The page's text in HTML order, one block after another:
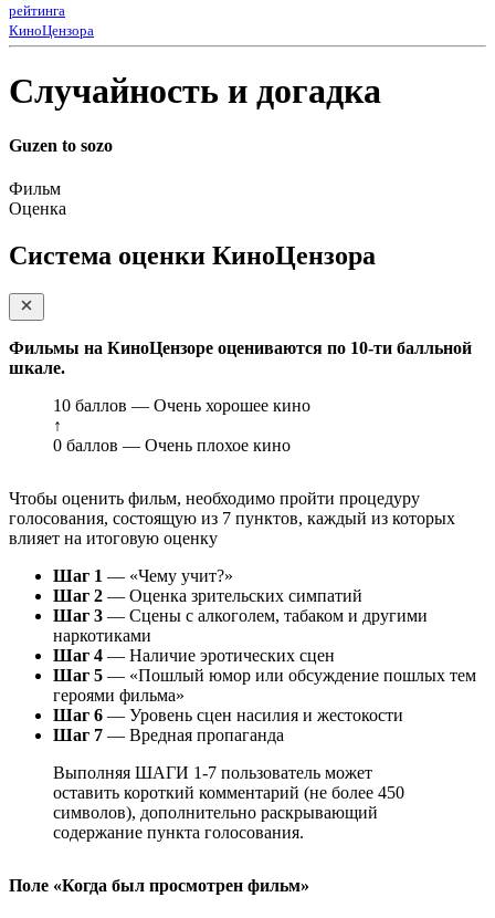
рейтинга
КиноЦензора
Случайность и догадка
Guzen to sozo
Фильм
Оценка
Система оценки КиноЦензора
Фильмы на КиноЦензоре оцениваются по 10-ти балльной
шкале.
10 баллов — Очень хорошее кино
↑
0 баллов — Очень плохое кино
Чтобы оценить фильм, необходимо пройти процедуру
голосования, состоящую из 7 пунктов, каждый из которых
влияет на итоговую оценку
Шаг 1 — «Чему учит?»
Шаг 2 — Оценка зрительских симпатий
Шаг 3 — Сцены с алкоголем, табаком и другими
наркотиками
Шаг 4 — Наличие эротических сцен
Шаг 5 — «Пошлый юмор или обсуждение пошлых тем
героями фильма»
Шаг 6 — Уровень сцен насилия и жестокости
Шаг 7 — Вредная пропаганда
Выполняя ШАГИ 1-7 пользователь может
оставить короткий комментарий (не более 450
символов), дополнительно раскрывающий
содержание пункта голосования.
Поле «Когда был просмотрен фильм»